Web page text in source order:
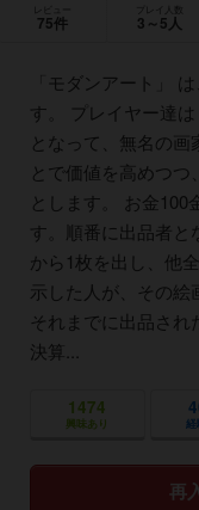
75件
プレイ人数
3～5人
「モダンアート」
す。 プレイヤー達
となって、無名の画
とで価値を高めつ
とします。 お金100
す。順番に出品者
から1枚を出し、他
示した人が、その
それまでに出品され
決算...
1474
興味あり 経
再